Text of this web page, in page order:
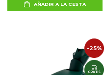
AÑADIR A LA CESTA
-25%
GRATIS